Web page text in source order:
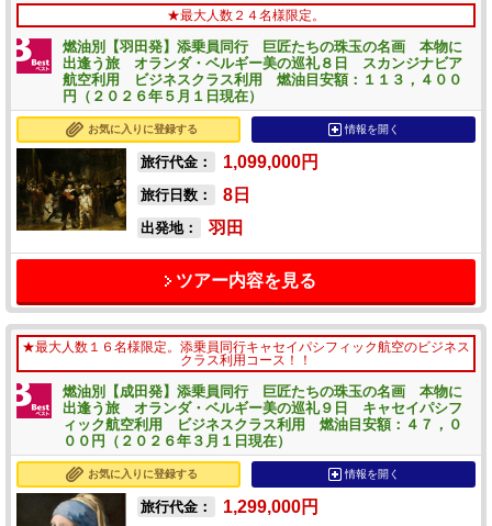
★最大人数２４名様限定。
燃油別【羽田発】添乗員同行 巨匠たちの珠玉の名画 本物に
出逢う旅 オランダ・ベルギー美の巡礼８日 スカンジナビア
航空利用 ビジネスクラス利用 燃油目安額：１１３，４００
円（２０２６年５月１日現在）
お気に入りに登録する 情報を開く
旅行代金： 1,099,000円
旅行日数： 8 日
出発地： 羽田
ツアー内容を見る
★最大人数１６名様限定。添乗員同行キャセイパシフィック航空のビジネス
クラス利用コース！！
燃油別【成田発】添乗員同行 巨匠たちの珠玉の名画 本物に
出逢う旅 オランダ・ベルギー美の巡礼９日 キャセイパシフ
ィック航空利用 ビジネスクラス利用 燃油目安額：４７，０
００円（２０２６年３月１日現在）
お気に入りに登録する 情報を開く
旅行代金： 1,299,000円